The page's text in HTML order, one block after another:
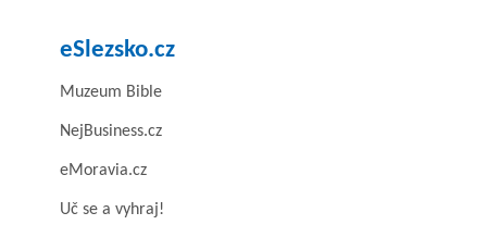
eSlezsko.cz
Muzeum Bible
NejBusiness.cz
eMoravia.cz
Uč se a vyhraj!